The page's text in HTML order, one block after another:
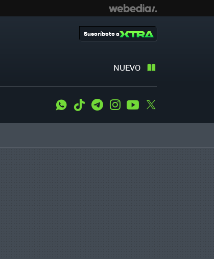
NUEVO
Suscríbete a
WhatsApp
Tiktok TelegramInstagramYoutube